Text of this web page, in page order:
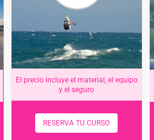
El precio incluye el material, el equipo
y el seguro
RESERVA TU CURSO